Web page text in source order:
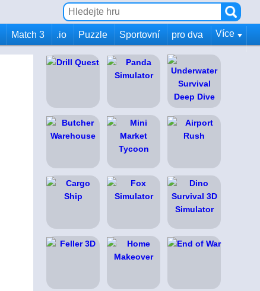
Match 3 .io Puzzle Sportovní pro dva Více